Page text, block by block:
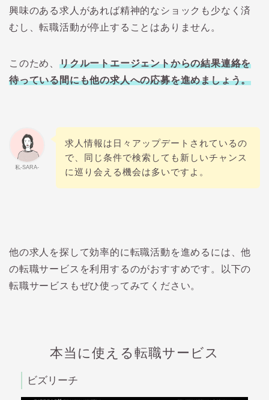
興味のある求人があれば精神的なショックも少なく済
むし、転職活動が停止することはありません。
このため、 リクルートエージェントからの結果連絡を
待っている間にも他の求人への応募を進めましょう。
私-SARA-
求人情報は日々アップデートされているの
で、同じ条件で検索しても新しいチャンス
に巡り会える機会は多いですよ。
他の求人を探して効率的に転職活動を進めるには、他
の転職サービスを利用するのがおすすめです。以下の
転職サービスもぜひ使ってみてください。
本当に使える転職サービス
ビズリーチ